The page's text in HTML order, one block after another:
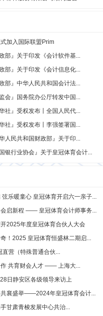
加入国际联盟Prim
政部』关于印发《会计软件基...
政部』关于印发《会计信息化...
政部』中华人民共和国会计法...
监会』国务院办公厅转发中国...
华社』受权发布丨全国人民代...
华社』受权发布丨李强签署国...
华人民共和国财政部』关于印...
国银行业协会』关于皇冠体育会计...
乐暖童心 皇冠体育开启六一亲子...
启新程 —— 皇冠体育会计师事务...
2025年度皇冠体育合伙人大会
！2025 皇冠体育恒盛林二期启...
营（特殊普通合伙...
共育财会人才 —— 上海大...
日静安区各级领导来访上
襄盛举——2024年皇冠体育会计...
甘肃青梭发展中心共治...